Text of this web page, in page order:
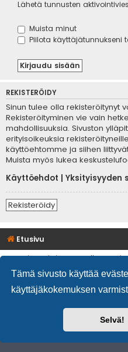
Tämä sivusto käyttää
käyttäjäkokemuksen
Selvä!
Lähetä tunnusten
Muista minut
Piilota käyttäjätunnukseni
REKISTERÖIDY
Sinun tulee olla rekisteröitynyt
Rekisteröityminen vie vain
mahdollisuuksia. Sivuston
erityisoikeuksia
käyttöehtomme ja siihen
Muista myös lukea
Käyttöehdot
Yksityisyyden
Rekisteröidy
Etusivu
Flat Style byIan Bradley•
Käännös: